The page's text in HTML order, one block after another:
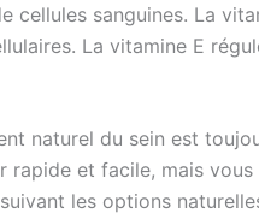
cellules sanguines. La
La vitamine E
naturel du sein est
et facile, mais
les options